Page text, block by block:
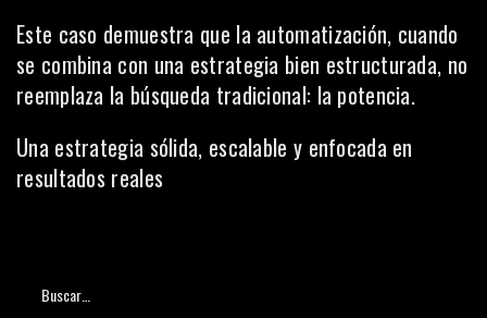
Este caso demuestra que la automatización, cuando
se combina con una estrategia bien estructurada, no
reemplaza la búsqueda tradicional: la potencia.
Una estrategia sólida, escalable y enfocada en
resultados reales